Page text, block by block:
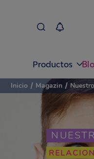
Productos
Inicio / Magazin /